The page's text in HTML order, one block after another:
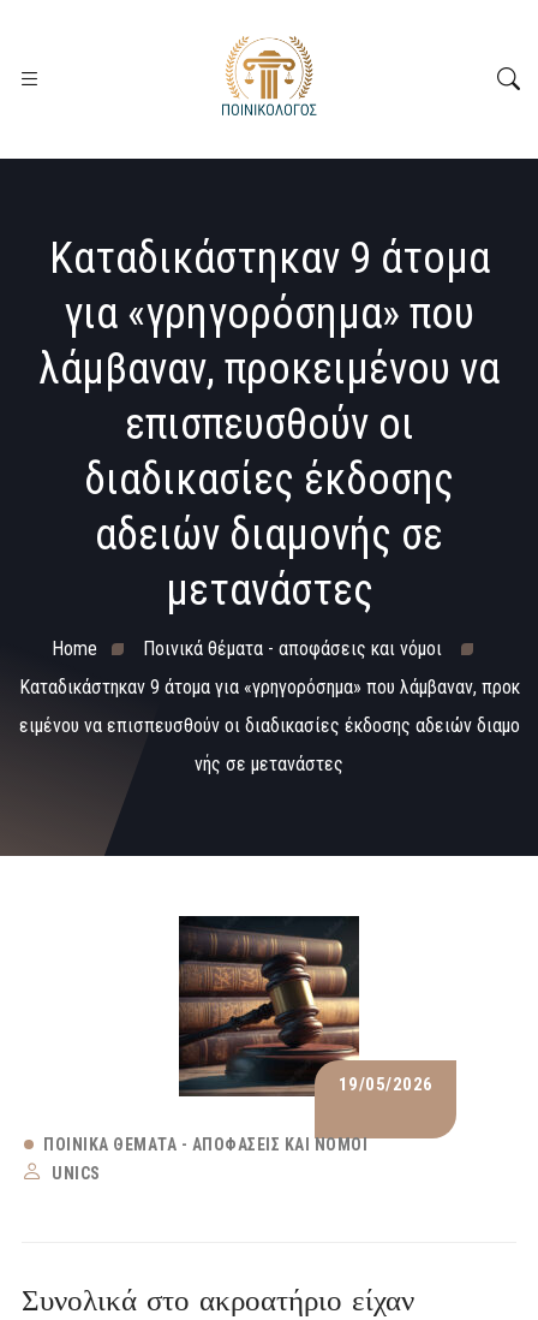
Καταδικάστηκαν 9 άτομα
για «γρηγορόσημα» που
λάμβαναν, προκειμένου να
επισπευσθούν οι
διαδικασίες έκδοσης
αδειών διαμονής σε
μετανάστες
Home
Ποινικά θέματα - αποφάσεις και νόμοι
Καταδικάστηκαν 9 άτομα για «γρηγορόσημα» που λάμβαναν, προκ
ειμένου να επισπευσθούν οι διαδικασίες έκδοσης αδειών διαμο
νής σε μετανάστες
19/05/2026
ΠΟΙΝΙΚΆ ΘΈΜΑΤΑ - ΑΠΟΦΆΣΕΙΣ ΚΑΙ ΝΌΜΟΙ
UNICS
Συνολικά στο ακροατήριο είχαν